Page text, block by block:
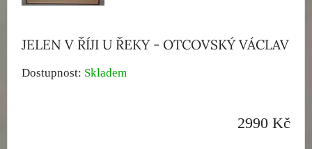
JELEN V ŘÍJI U ŘEKY - OTCOVSKÝ VÁCLAV
Dostupnost: Skladem
2990 Kč